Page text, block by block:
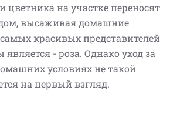
цветника на участке переносят
высаживая домашние
красивых представителей
- роза. Однако уход за
условиях не такой
на первый взгляд.